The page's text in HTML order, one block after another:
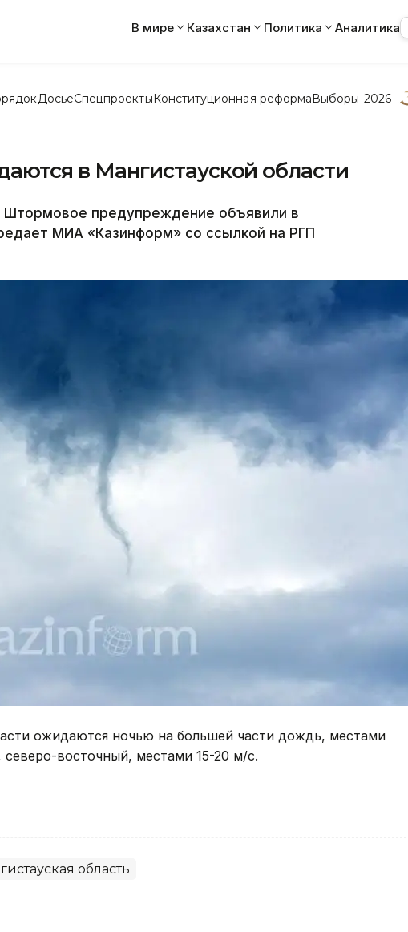
В мире Казахстан Политика Аналитика
ДосьеСпецпроектыКонституционная реформаВыборы-2026
в Мангистауской области
предупреждение объявили в
МИА «Казинформ» со ссылкой на РГП
ожидаются ночью на большей части дождь, местами
северо-восточный, местами 15-20 м/с.
область